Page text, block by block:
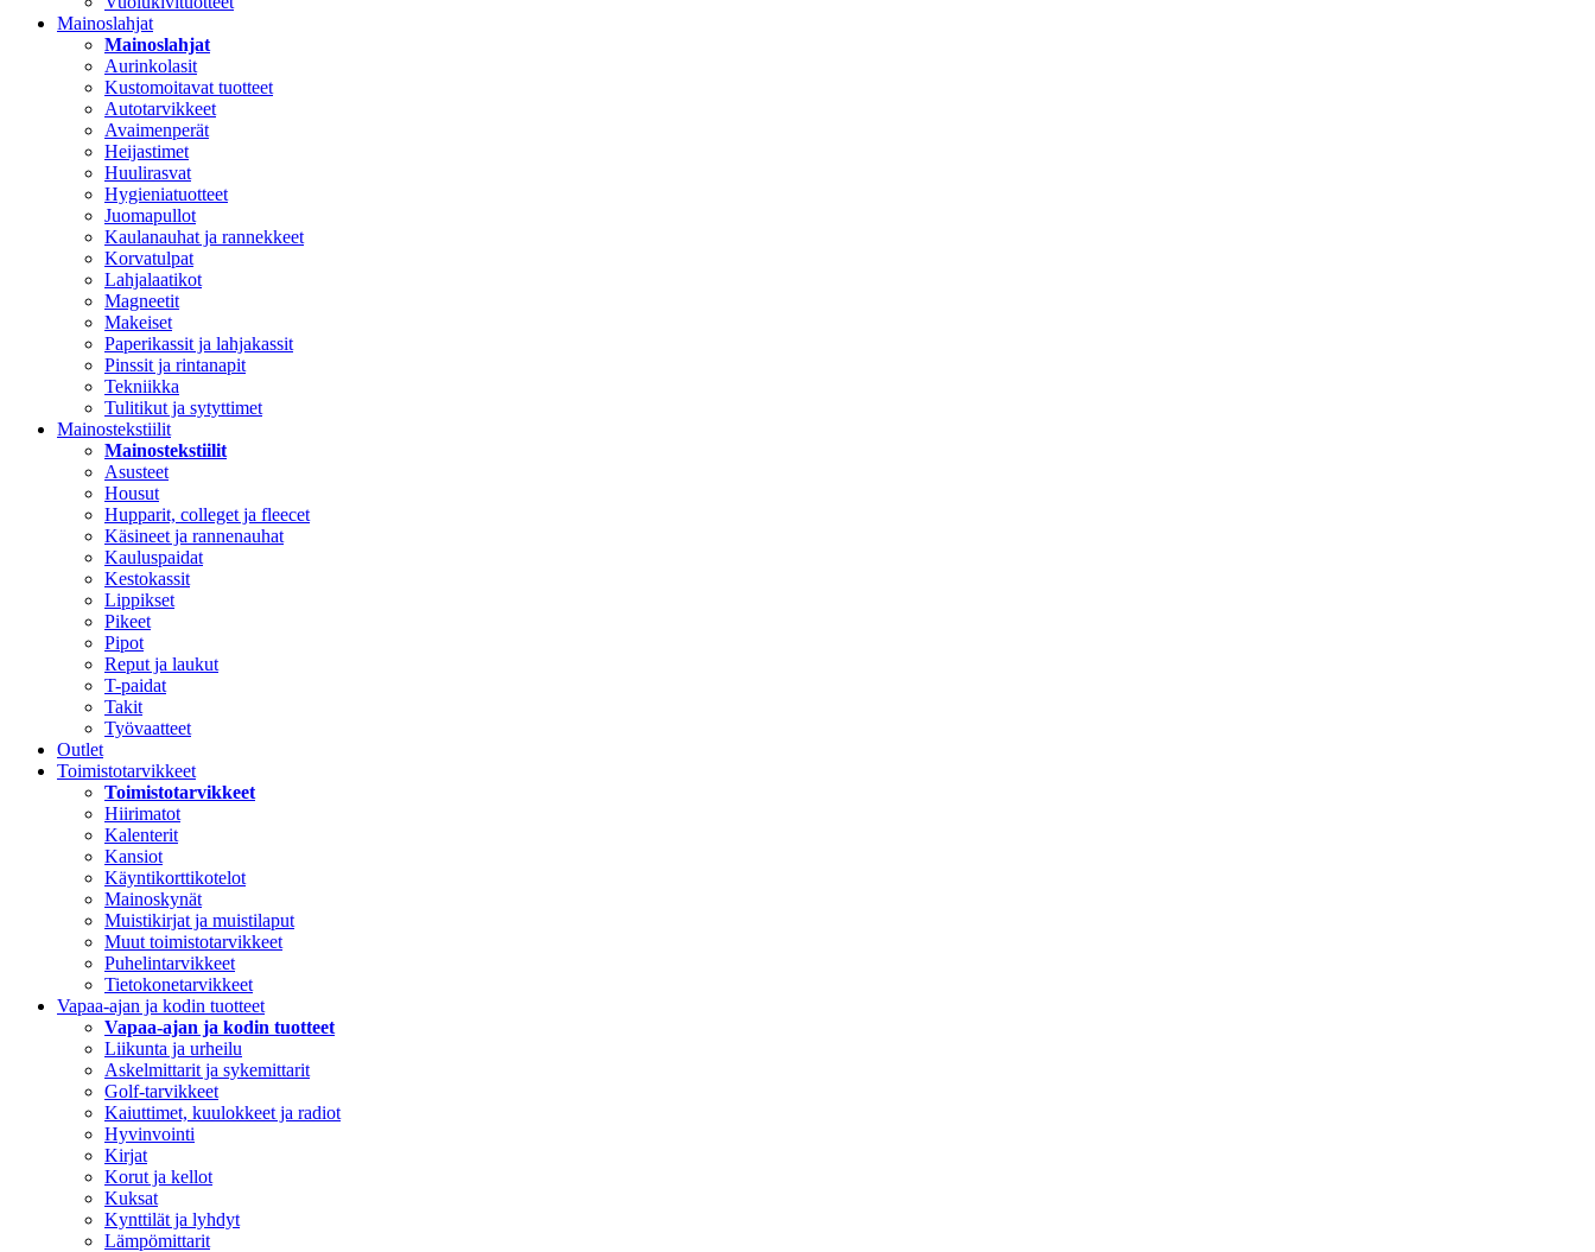
Mainoslahjat
Mainoslahjat
Aurinkolasit
Kustomoitavat tuotteet
Autotarvikkeet
Avaimenperät
Heijastimet
Huulirasvat
Hygieniatuotteet
Juomapullot
Kaulanauhat ja rannekkeet
Korvatulpat
Lahjalaatikot
Magneetit
Makeiset
Paperikassit ja lahjakassit
Pinssit ja rintanapit
Tekniikka
Tulitikut ja sytyttimet
Mainostekstiilit
Mainostekstiilit
Asusteet
Housut
Hupparit, colleget ja fleecet
Käsineet ja rannenauhat
Kauluspaidat
Kestokassit
Lippikset
Pikeet
Pipot
Reput ja laukut
T-paidat
Takit
Työvaatteet
Outlet
Toimistotarvikkeet
Toimistotarvikkeet
Hiirimatot
Kalenterit
Kansiot
Käyntikorttikotelot
Mainoskynät
Muistikirjat ja muistilaput
Muut toimistotarvikkeet
Puhelintarvikkeet
Tietokonetarvikkeet
Vapaa-ajan ja kodin tuotteet
Vapaa-ajan ja kodin tuotteet
Liikunta ja urheilu
Askelmittarit ja sykemittarit
Golf-tarvikkeet
Kaiuttimet, kuulokkeet ja radiot
Hyvinvointi
Kirjat
Korut ja kellot
Kuksat
Kynttilät ja lyhdyt
Lämpömittarit